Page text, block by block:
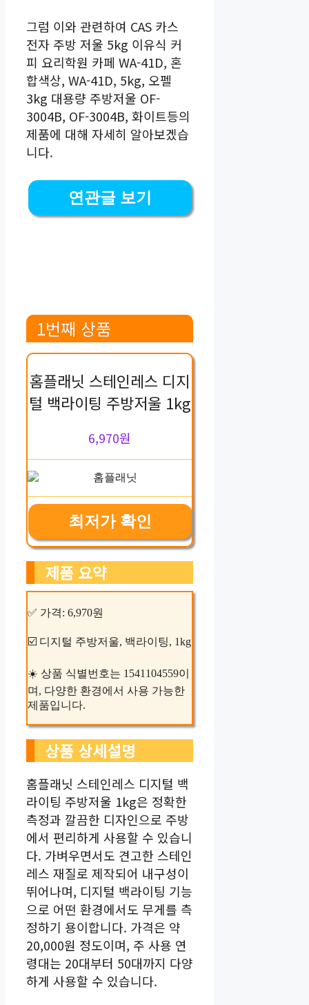
그럼 이와 관련하여 CAS 카스
전자 주방 저울 5kg 이유식 커
피 요리학원 카페 WA-41D, 혼
합색상, WA-41D, 5kg, 오펠
3kg 대용량 주방저울 OF-
3004B, OF-3004B, 화이트등의
제품에 대해 자세히 알아보겠습
니다.
연관글 보기
1번째 상품
홈플래닛 스테인레스 디지
털 백라이팅 주방저울 1kg
6,970원
최저가 확인
제품 요약
✅ 가격: 6,970원
☑️ 디지털 주방저울, 백라이팅, 1kg
☀️ 상품 식별번호는 1541104559이
며, 다양한 환경에서 사용 가능한
제품입니다.
상품 상세설명
홈플래닛 스테인레스 디지털 백
라이팅 주방저울 1kg은 정확한
측정과 깔끔한 디자인으로 주방
에서 편리하게 사용할 수 있습니
다. 가벼우면서도 견고한 스테인
레스 재질로 제작되어 내구성이
뛰어나며, 디지털 백라이팅 기능
으로 어떤 환경에서도 무게를 측
정하기 용이합니다. 가격은 약
20,000원 정도이며, 주 사용 연
령대는 20대부터 50대까지 다양
하게 사용할 수 있습니다.